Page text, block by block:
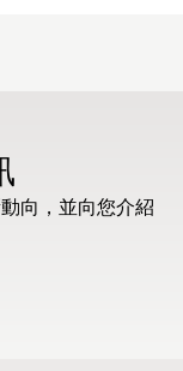
向，並向您介紹